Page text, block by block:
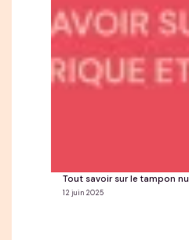
Tout savoir sur le tampon
12 juin 2025